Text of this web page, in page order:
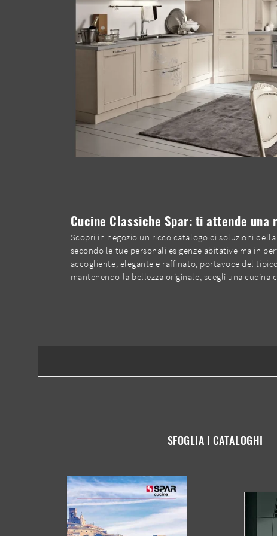
Cucine Classiche Spar: ti attende
Scopri in negozio un ricco catalogo di soluzioni
secondo le tue personali esigenze abitative ma in
accogliente, elegante e raffinato, portavoce del
mantenendo la bellezza originale, scegli una
SFOGLIA I CATALOGHI